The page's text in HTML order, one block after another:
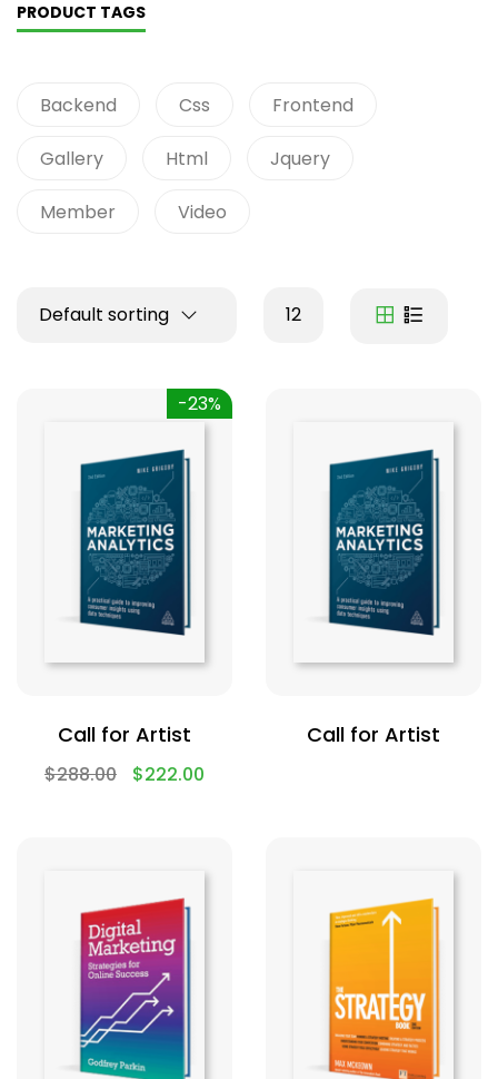
PRODUCT TAGS
Backend Css Frontend
Gallery Html Jquery
Member Video
Default sorting 12
-23%
Call for Artist
$288.00 $222.00
Call for Artist